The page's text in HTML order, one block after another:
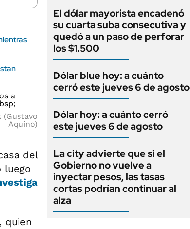
(Gustavo
Aquino)
del
luego
, quien
El dólar mayorista encadenó
su cuarta suba consecutiva y
quedó a un paso de perforar
los $1.500
Dólar blue hoy: a cuánto
cerró este jueves 6 de agosto
Dólar hoy: a cuánto cerró
este jueves 6 de agosto
La city advierte que si el
Gobierno no vuelve a
inyectar pesos, las tasas
cortas podrían continuar al
alza